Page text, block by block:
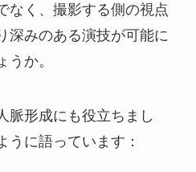
なく、撮影する側の視点
深みのある演技が可能に
か。
脈形成にも役立ちまし
うに語っています：